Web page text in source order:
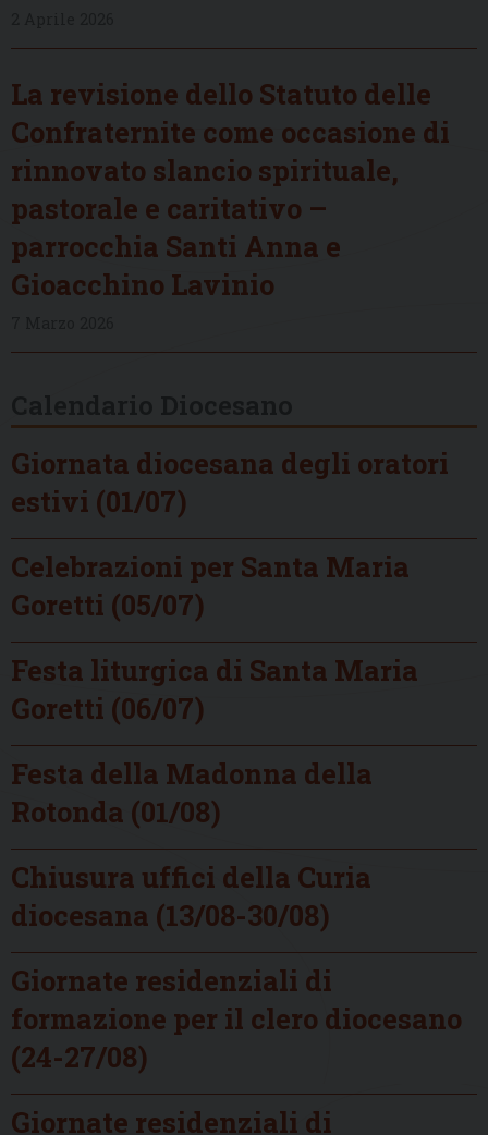
La revisione dello Statuto delle
Confraternite come occasione di
rinnovato slancio spirituale,
pastorale e caritativo –
parrocchia Santi Anna e
Gioacchino Lavinio
Giornata diocesana degli oratori
estivi (01/07)
Celebrazioni per Santa Maria
Goretti (05/07)
Festa liturgica di Santa Maria
Goretti (06/07)
Festa della Madonna della
Rotonda (01/08)
Chiusura uffici della Curia
diocesana (13/08-30/08)
Giornate residenziali di
formazione per il clero diocesano
(24-27/08)
Giornate residenziali di